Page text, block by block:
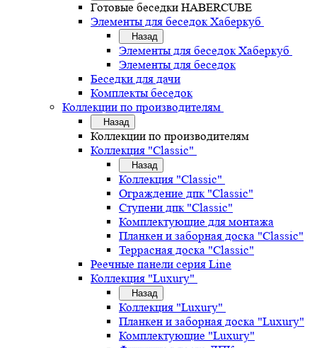
Готовые беседки HABERCUBE
Элементы для беседок Хаберкуб
Назад
Элементы для беседок Хаберкуб
Элементы для беседок
Беседки для дачи
Комплекты беседок
Коллекции по производителям
Назад
Коллекции по производителям
Коллекция "Classic"
Назад
Коллекция "Classic"
Ограждение дпк "Classic"
Ступени дпк "Classic"
Комплектующие для монтажа
Планкен и заборная доска "Classic"
Террасная доска "Classic"
Реечные панели серия Line
Коллекция "Luxury"
Назад
Коллекция "Luxury"
Планкен и заборная доска "Luxury"
Комплектующие "Luxury"